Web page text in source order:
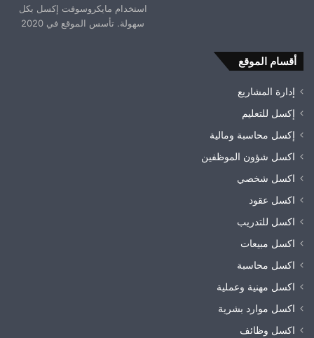
استخدام مايكروسوفت إكسل بكل
سهولة. تأسس الموقع في 2020
أقسام الموقع
إدارة المشاريع
إكسل للتعليم
إكسل محاسبة ومالية
اكسل شؤون الموظفين
اكسل شخصي
اكسل عقود
اكسل للتدريب
اكسل مبيعات
اكسل محاسبة
اكسل مهنية وعملية
اكسل موارد بشرية
اكسل وظائف